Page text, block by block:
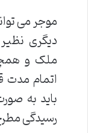
موجر می
دیگری
ملک و
اتمام مدت
باید به
رسیدگی